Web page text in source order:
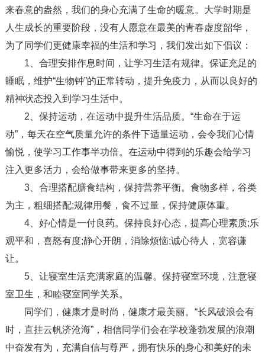
来春意的盎然，我们的身心充满了生命的暖意。大学时期是
人生成长的重要阶段，没有人愿意在最美的青春虚度韶华，
为了同学们更健康幸福的生活和学习，我们发出如下倡议：
1、合理安排作息时间，让学习生活有规律。保证充足的
睡眠，维护“生物钟”的正常转动，提升免疫力，从而以良好的
精神状态投入到学习生活中。
2、保持运动，在运动中提升生活品质。“生命在于运
动”，每天在空气质量允许的条件下适量运动，会令我们心情
愉悦，使学习工作事半功倍。在运动中得到的乐趣会给学习
注入更多活力，会给做事带来更多的坚持。
3、合理搭配膳食结构，保持营养平衡。食物多样，谷类
为主，粗细搭配;规律用餐，食不过量，保持健康体重。
4、好心情是一付良药。保持良好心态，提高心理素质;乐
观平和，喜怒有度;静心开朗，消除烦恼;诚心待人，宽容谦
让。
5、让寝室生活充满家庭的温馨。保持寝室环境，注意寝
室卫生，和睦寝室同学关系。
同学们，健康才是时尚，健康才最美丽。“长风破浪会有
时，直挂云帆济沧海”，相信同学们会在学校蓬勃发展的浪潮
中奋发有为，充满自信与尊严，拥有快乐的身心和美好的未